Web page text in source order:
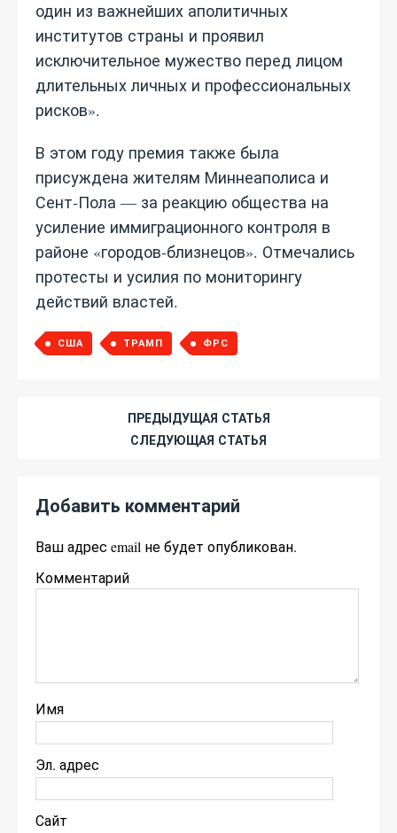
один из важнейших аполитичных
институтов страны и проявил
исключительное мужество перед лицом
длительных личных и профессиональных
рисков».
В этом году премия также была
присуждена жителям Миннеаполиса и
Сент‑Пола — за реакцию общества на
усиление иммиграционного контроля в
районе «городов‑близнецов». Отмечались
протесты и усилия по мониторингу
действий властей.
США ТРАМП ФРС
ПРЕДЫДУЩАЯ СТАТЬЯ
СЛЕДУЮЩАЯ СТАТЬЯ
Добавить комментарий
Ваш адрес email не будет опубликован.
Комментарий
Имя
Эл. адрес
Сайт